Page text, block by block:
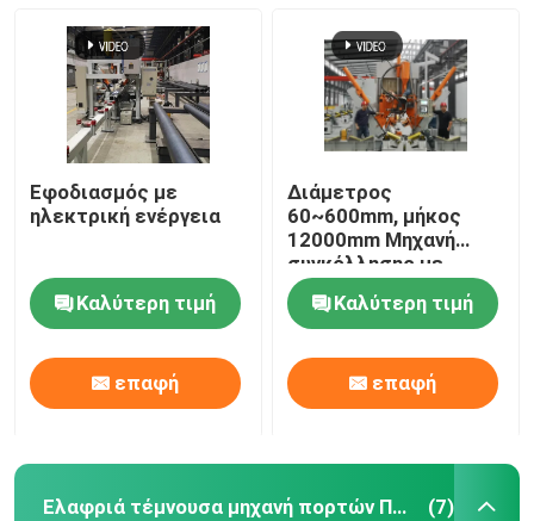
Εφοδιασμός με
ηλεκτρική ενέργεια
Καλύτερη τιμή
επαφή
Διάμετρος
60~600mm, μήκος
12000mm Μηχανή
συγκόλλησης με
κλειστό πόλο CNC
Καλύτερη τιμή
επαφή
Ελαφριά τέμνουσα μηχανή πορτών Πολωνού (7)